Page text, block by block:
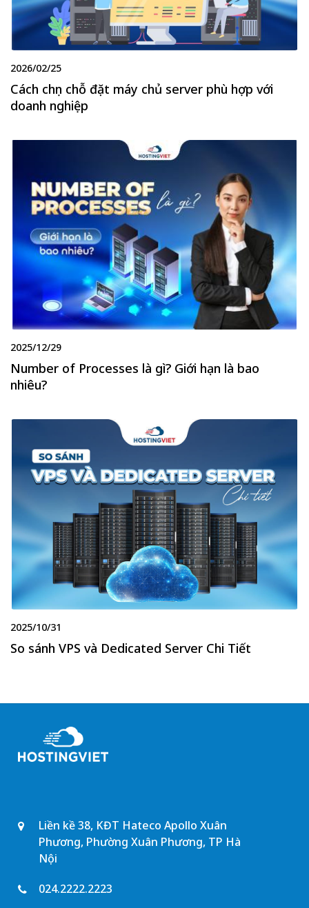
2026/02/25
Cách chọn chỗ đặt máy chủ server phù hợp với
doanh nghiệp
2025/12/29
Number of Processes là gì? Giới hạn là bao
nhiêu?
2025/10/31
So sánh VPS và Dedicated Server Chi Tiết
Liền kề 38, KĐT Hateco Apollo Xuân
Phương, Phường Xuân Phương, TP Hà
Nội
024.2222.2223